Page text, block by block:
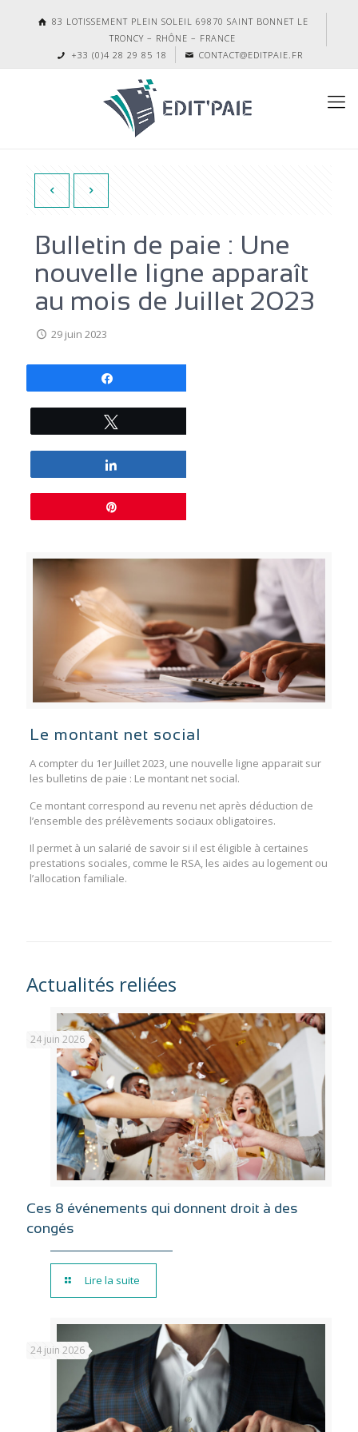
83 LOTISSEMENT PLEIN SOLEIL 69870 SAINT BONNET LE
TRONCY – RHÔNE – FRANCE
+33 (0)4 28 29 85 18
CONTACT@EDITPAIE.FR
Bulletin de paie : Une
nouvelle ligne apparaît
au mois de Juillet 2023
29 juin 2023
Le montant net social
A compter du 1er Juillet 2023, une nouvelle ligne apparait sur
les bulletins de paie : Le montant net social.
Ce montant correspond au revenu net après déduction de
l’ensemble des prélèvements sociaux obligatoires.
Il permet à un salarié de savoir si il est éligible à certaines
prestations sociales, comme le RSA, les aides au logement ou
l’allocation familiale.
Actualités reliées
24 juin 2026
Ces 8 événements qui donnent droit à des
congés
Lire la suite
24 juin 2026